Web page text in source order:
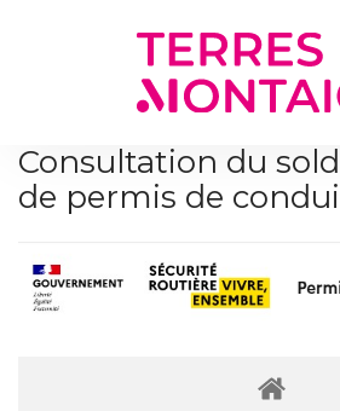
Consultation du
de permis de